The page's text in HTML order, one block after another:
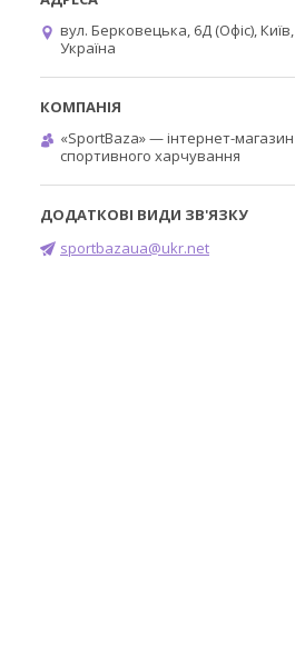
вул. Берковецька, 6Д (Офіс), Київ,
Україна
«SportBaza» — інтернет-магазин
спортивного харчування
sportbazaua@ukr.net